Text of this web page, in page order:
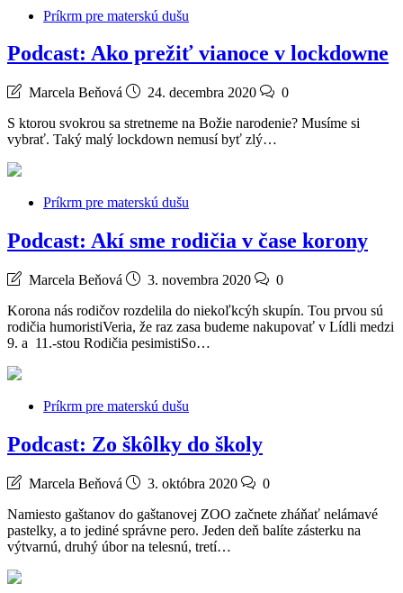
Príkrm pre materskú dušu
Podcast: Ako prežiť vianoce v lockdowne
Marcela Beňová 24. decembra 2020
0
S ktorou svokrou sa stretneme na Božie narodenie? Musíme si
vybrať. Taký malý lockdown nemusí byť zlý…
Príkrm pre materskú dušu
Podcast: Akí sme rodičia v čase korony
Marcela Beňová 3. novembra 2020
0
Korona nás rodičov rozdelila do niekoľkcýh skupín. Tou prvou sú
rodičia humoristiVeria, že raz zasa budeme nakupovať v Lídli medzi
9. a 11.-stou Rodičia pesimistiSo…
Príkrm pre materskú dušu
Podcast: Zo škôlky do školy
Marcela Beňová 3. októbra 2020
0
Namiesto gaštanov do gaštanovej ZOO začnete zháňať nelámavé
pastelky, a to jediné správne pero. Jeden deň balíte zásterku na
výtvarnú, druhý úbor na telesnú, tretí…